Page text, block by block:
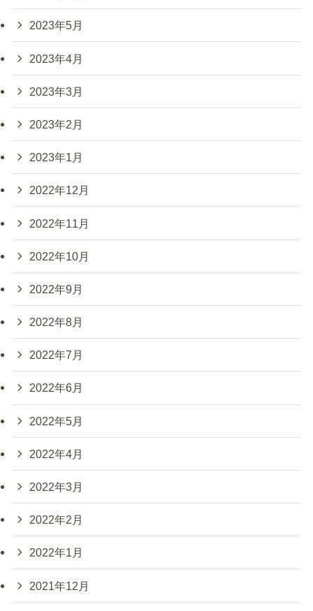
2023年5月
2023年4月
2023年3月
2023年2月
2023年1月
2022年12月
2022年11月
2022年10月
2022年9月
2022年8月
2022年7月
2022年6月
2022年5月
2022年4月
2022年3月
2022年2月
2022年1月
2021年12月